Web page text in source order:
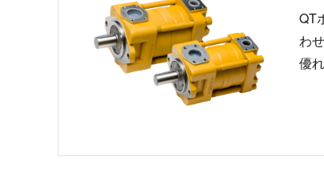
QT
わ
優